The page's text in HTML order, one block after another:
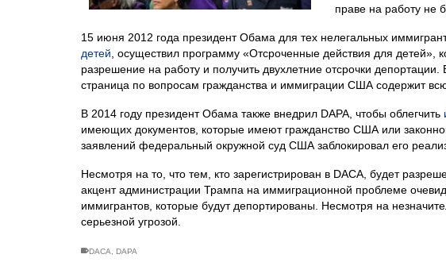
праве на работу не
15 июня 2012 года президент Обама для тех нелегальных
детей , осуществил программу «Отсроченные действия для детей»,
разрешение на работу и получить двухлетние отсрочки
страница по вопросам гражданства и иммиграции США содержит
В 2014 году президент Обама также внедрил DAPA, чтобы облегчить
имеющих документов, которые имеют гражданство США или
заявлений федеральный окружной суд США заблокировал его
Несмотря на то, что тем, кто зарегистрирован в DACA, будет
акцент администрации Трампа на иммиграционной проблеме
иммигрантов, которые будут депортированы. Несмотря на
серьезной угрозой.
DACA DAPA